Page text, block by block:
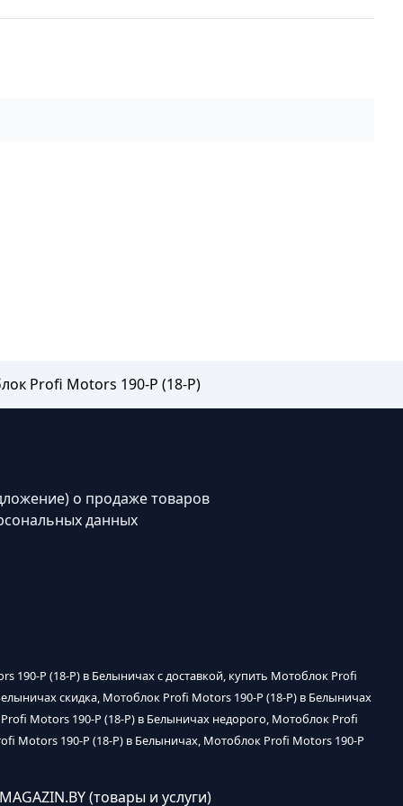
Profi Motors 190-P (18-P)
о продаже товаров
данных
P (18-P) в Белыничах с доставкой, купить Мотоблок Profi
скидка, Мотоблок Profi Motors 190-P (18-P) в Белыничах
Motors 190-P (18-P) в Белыничах недорого, Мотоблок Profi
Motors 190-P (18-P) в Белыничах, Мотоблок Profi Motors 190-P
(товары и услуги)